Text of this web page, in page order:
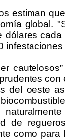
estiman
global.
dólares
con
del oeste
de
como para